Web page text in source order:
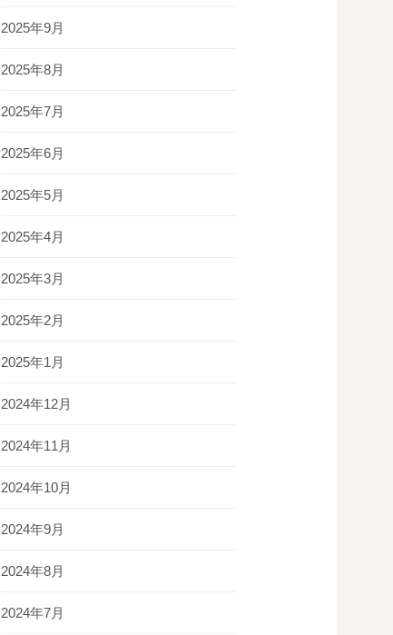
2025年9月
2025年8月
2025年7月
2025年6月
2025年5月
2025年4月
2025年3月
2025年2月
2025年1月
2024年12月
2024年11月
2024年10月
2024年9月
2024年8月
2024年7月